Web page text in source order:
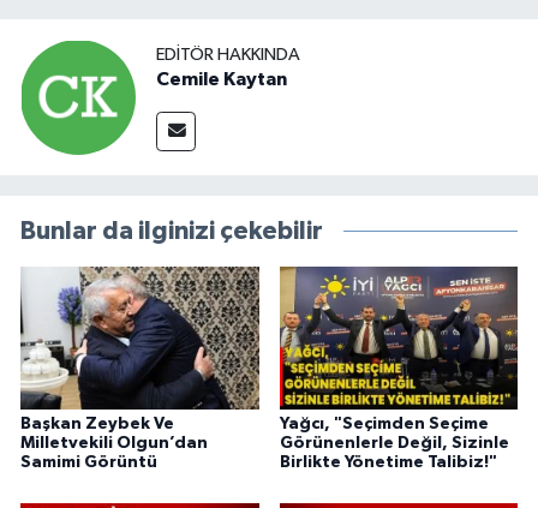
EDITÖR HAKKINDA
Cemile Kaytan
Bunlar da ilginizi çekebilir
Başkan Zeybek Ve
Milletvekili Olgun’dan
Samimi Görüntü
Yağcı, "Seçimden Seçime
Görünenlerle Değil, Sizinle
Birlikte Yönetime Talibiz!"